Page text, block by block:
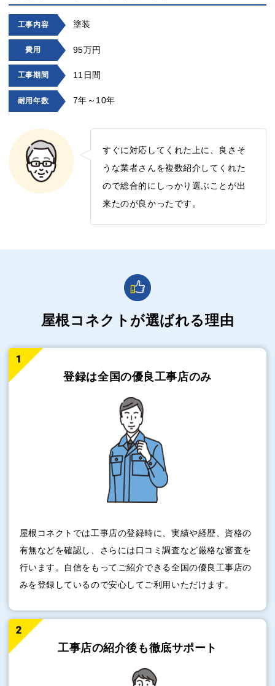
工事内容 塗装
費用 95万円
工事期間 11日間
耐用年数 7年～10年
すぐに対応してくれた上に、良さそ
うな業者さんを複数紹介してくれた
ので総合的にしっかり選ぶことが出
来たのが良かったです。
屋根コネクトが選ばれる理由
登録は全国の優良工事店のみ
屋根コネクトでは工事店の登録時に、実績や経歴、資格の
有無などを確認し、さらには口コミ調査など厳格な審査を
行います。自信をもってご紹介できる全国の優良工事店の
みを登録しているので安心してご利用いただけます。
工事店の紹介後も徹底サポート